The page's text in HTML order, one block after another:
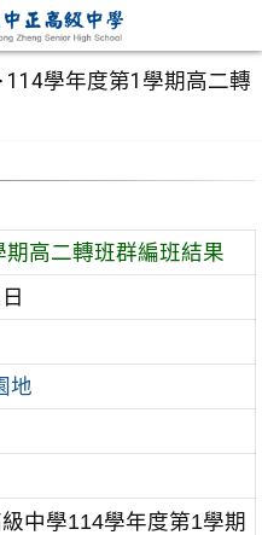
114學年度第1學期高二轉
高二轉班群編班結果
地
中學114學年度第1學期